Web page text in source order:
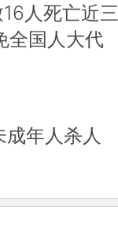
人死亡近三
全国人大代
年人杀人